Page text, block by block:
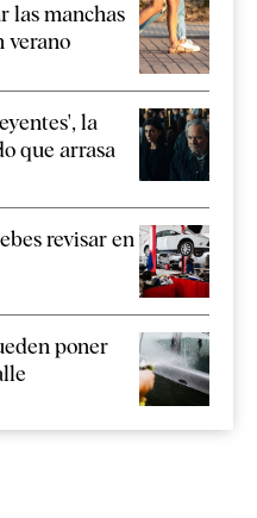
las manchas
verano
la
que arrasa
revisar en
poner